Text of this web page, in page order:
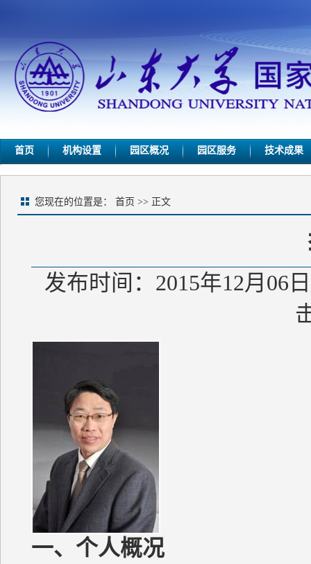
首页 机构设置 园区概况 园区服务 技术成果
您现在的位置是： 首页 >> 正文
发布时间：2015年12月
一、 个人概况